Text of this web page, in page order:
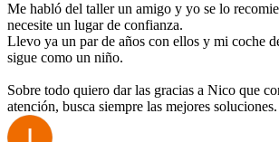
Me habló del taller un amigo y yo se lo
necesite un lugar de confianza.
Llevo ya un par de años con ellos y mi coche
sigue como un niño.
Sobre todo quiero dar las gracias a Nico que
atención, busca siempre las mejores soluciones.